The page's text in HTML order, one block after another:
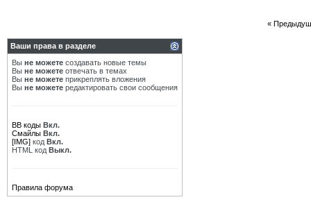
«
Ваши права в разделе
Вы не можете создавать новые темы
Вы не можете отвечать в темах
Вы не можете прикреплять вложения
Вы не можете редактировать свои сообщения
BB коды Вкл.
Смайлы Вкл.
[IMG] код Вкл.
HTML код Выкл.
Правила форума